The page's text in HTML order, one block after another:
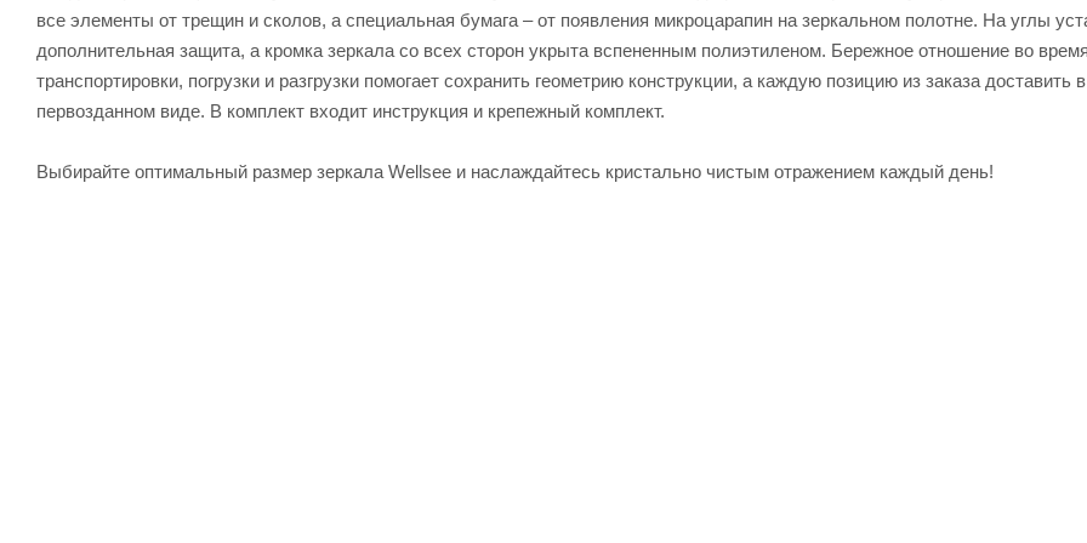
все элементы от трещин и сколов, а специальная бумага – от появления микроцарапин на зеркальном полотне. На углы
дополнительная защита, а кромка зеркала со всех сторон укрыта вспененным полиэтиленом. Бережное отношение во время
транспортировки, погрузки и разгрузки помогает сохранить геометрию конструкции, а каждую позицию из заказа доставить в
первозданном виде. В комплект входит инструкция и крепежный комплект.
Выбирайте оптимальный размер зеркала Wellsee и наслаждайтесь кристально чистым отражением каждый день!